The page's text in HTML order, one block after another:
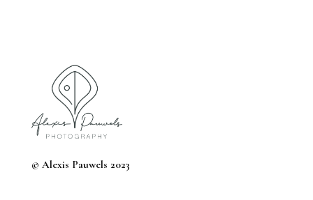
© Alexis Pauwels 2023